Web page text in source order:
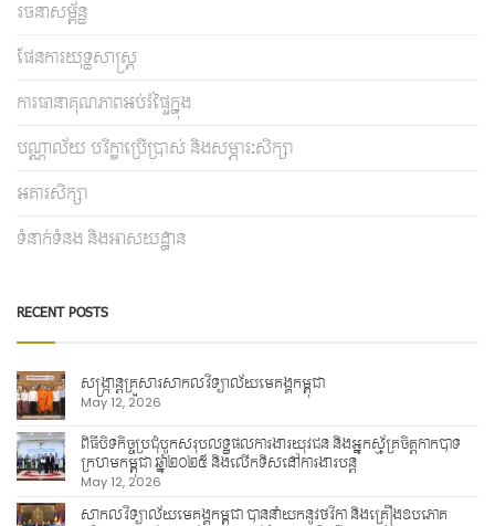
រចនាសម្ព័ន្ធ
ផែនការយុទ្ធសាស្រ្ត
ការធានាគុណភាពអប់រំផ្ទៃក្នុង
បណ្ណាល័យ បរិក្ខាប្រើប្រាស់ និងសម្ភារៈសិក្សា
អគារសិក្សា
ទំនាក់ទំនង និងអាសយដ្ឋាន
RECENT POSTS
សង្ក្រាន្តគ្រួសារសាកលវិទ្យាល័យមេគង្គកម្ពុជា
May 12, 2026
ពិធីបិទកិច្ចប្រជុំបូកសរុបលទ្ធផលការងារយុវជន និងអ្នកស្ម័គ្រចិត្តកាកបាទ
ក្រហមកម្ពុជា ឆ្នាំ២០២៥ និងលើកទិសដៅការងារបន្ត
May 12, 2026
សាកលវិទ្យាល័យមេគង្គកម្ពុជា បាននាំយកនូវថវិកា និងគ្រឿងឧបភោគ